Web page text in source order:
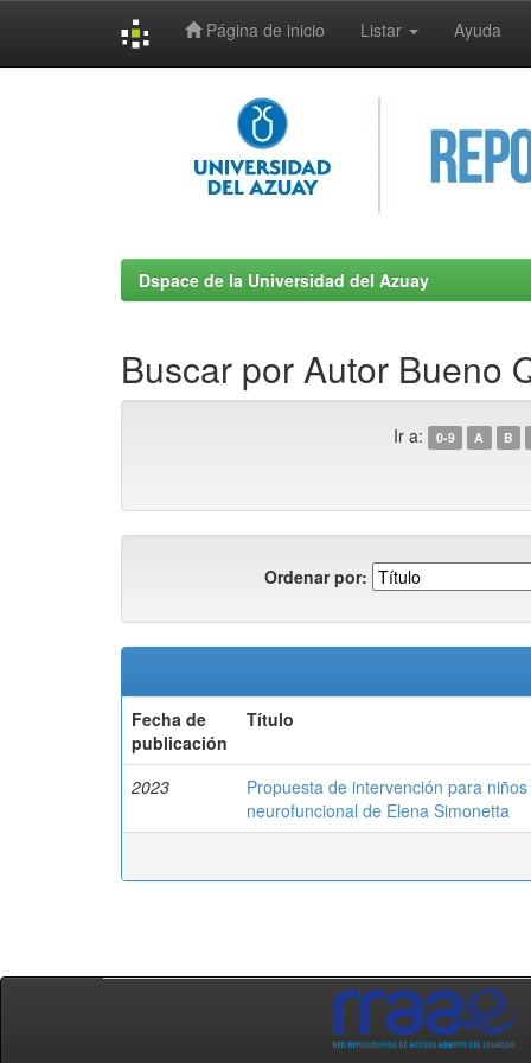
Página de inicio Listar Ayuda
Dspace de la Universidad del Azuay
Buscar por Autor Bueno
Ir a: 0-9 A B
Ordenar por:
Fecha de
publicación
Título
2023
Propuesta de intervención para
neurofuncional de Elena Simonetta